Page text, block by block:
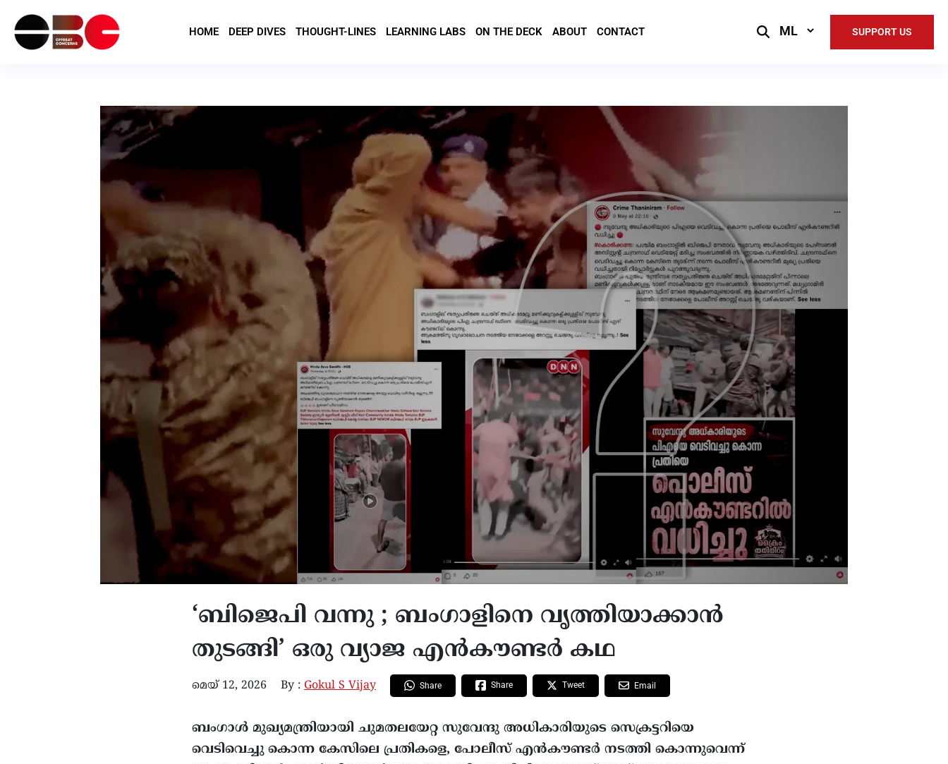
HOME DEEP DIVES THOUGHT-LINES LEARNING LABS ON THE DECK ABOUT CONTACT
Select
SUPPORT US
‘ബിജെപി വന്നു ; ബംഗാളിനെ വൃത്തിയാക്കാൻ
തുടങ്ങി’ ഒരു വ്യാജ എൻകൗണ്ടർ കഥ
മെയ്‌ 12, 2026 By : Gokul S Vijay Share Share Tweet Email
ബംഗാൾ മുഖ്യമന്ത്രിയായി ചുമതലയേറ്റ സുവേന്ദു അധികാരിയുടെ സെക്രട്ടറിയെ
വെടിവെച്ചു കൊന്ന കേസിലെ പ്രതികളെ, പോലീസ് എൻകൗണ്ടർ നടത്തി കൊന്നുവെന്ന്